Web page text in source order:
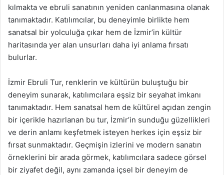
kılmakta ve ebruli sanatının yeniden canlanmasına olanak
tanımaktadır. Katılımcılar, bu deneyimle birlikte hem
sanatsal bir yolculuğa çıkar hem de İzmir’in kültür
haritasında yer alan unsurları daha iyi anlama fırsatı
bulurlar.
İzmir Ebruli Tur, renklerin ve kültürün buluştuğu bir
deneyim sunarak, katılımcılara eşsiz bir seyahat imkanı
tanımaktadır. Hem sanatsal hem de kültürel açıdan zengin
bir içerikle hazırlanan bu tur, İzmir’in sunduğu güzellikleri
ve derin anlamı keşfetmek isteyen herkes için eşsiz bir
fırsat sunmaktadır. Geçmişin izlerini ve modern sanatın
örneklerini bir arada görmek, katılımcılara sadece görsel
bir ziyafet değil, aynı zamanda içsel bir deneyim de